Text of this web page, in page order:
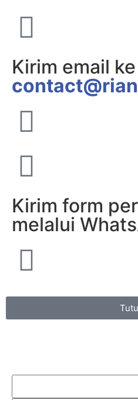
Kirim email
Kirim form
melalui